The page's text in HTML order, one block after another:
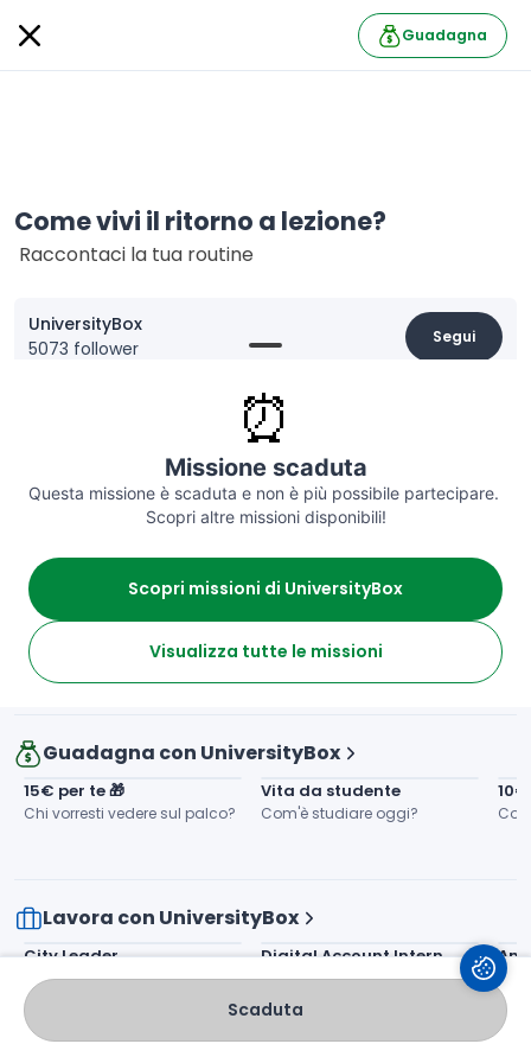
Guadagna
Come vivi il ritorno a lezione?
Raccontaci la tua routine
UniversityBox
5073 follower
Segui
È tempo di rientrare in aula! 📚
Back to study
un buono da 5€ per iniziare l’anno alla grande!
Condividi
Risparmia con UniversityBox
CONSULENZA GRATUITA
Recupera Anni Scolastici:
Consulenza Gratis!
Certificazione Parità di
Genere
Guadagna con UniversityBox
15€ per te 🎁
Chi vorresti vedere sul palco?
Vita da studente
Com'è studiare oggi?
Lavora con UniversityBox
City Leader Digital Account Intern
Scaduta
⏰
Missione scaduta
Questa missione è scaduta e non è più possibile partecipare.
Scopri altre missioni disponibili!
Scopri missioni di UniversityBox
Visualizza tutte le missioni